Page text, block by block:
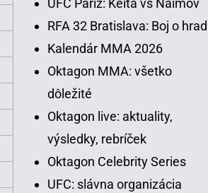
UFC Paríž: Keita vs Naimov
RFA 32 Bratislava: Boj o hrad
Kalendár MMA 2026
Oktagon MMA: všetko
dôležité
Oktagon live: aktuality,
výsledky, rebríček
Oktagon Celebrity Series
UFC: slávna organizácia